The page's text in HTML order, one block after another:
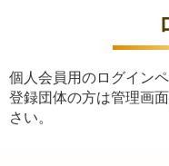
個人会員用のログインペ
登録団体の方は管理画
さい。